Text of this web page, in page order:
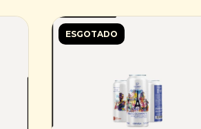
ESGOTADO